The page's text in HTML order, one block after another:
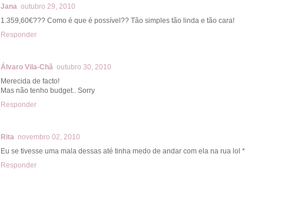
Jana outubro 29, 2010
1.359,60€??? Como é que é possível?? Tão simples tão linda e tão cara!
Responder
Álvaro Vila-Chã outubro 30, 2010
Merecida de facto!
Mas não tenho budget.. Sorry
Responder
Rita novembro 02, 2010
Eu se tivesse uma mala dessas até tinha medo de andar com ela na rua lol *
Responder